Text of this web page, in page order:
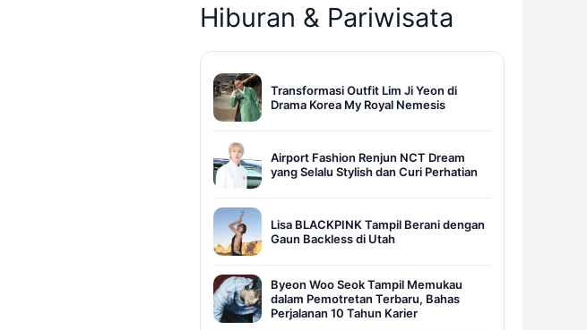
Hiburan & Pariwisata
Transformasi Outfit Lim Ji Yeon di
Drama Korea My Royal Nemesis
Airport Fashion Renjun NCT Dream
yang Selalu Stylish dan Curi Perhatian
Lisa BLACKPINK Tampil Berani dengan
Gaun Backless di Utah
Byeon Woo Seok Tampil Memukau
dalam Pemotretan Terbaru, Bahas
Perjalanan 10 Tahun Karier